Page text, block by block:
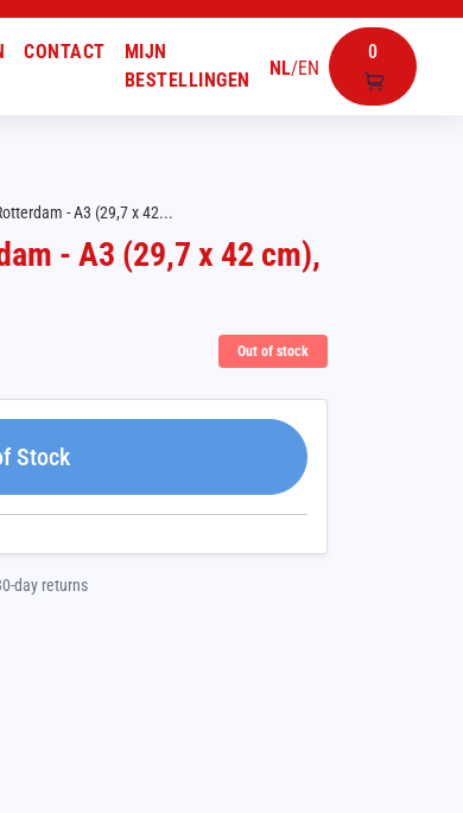
NL/EN
0
CONTACT
MIJN
BESTELLINGEN
- A3 (29,7 x 42...
- A3 (29,7 x 42 cm),
Out of stock
Stock
day returns